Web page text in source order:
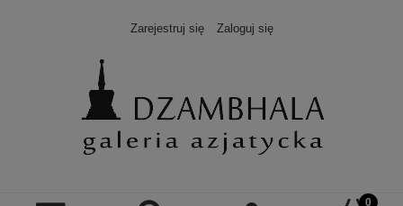
Zarejestruj się Zaloguj się